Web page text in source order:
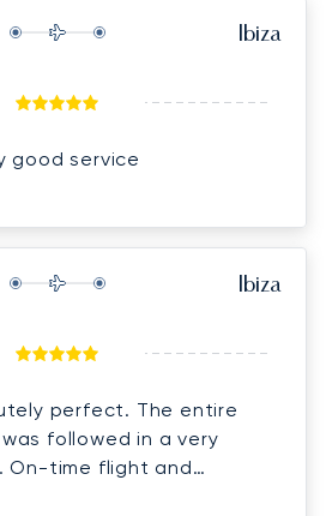
Ibiza
good service
Ibiza
perfect. The entire
followed in a very
On-time flight and
staff.